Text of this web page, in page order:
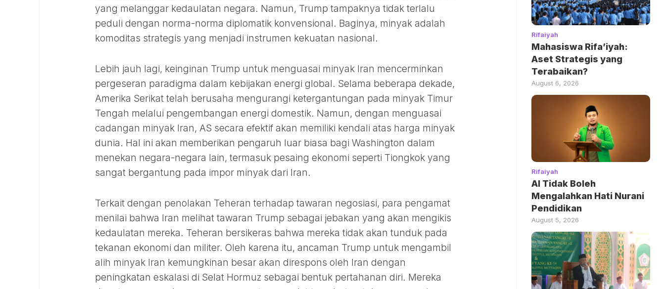
yang melanggar kedaulatan negara. Namun, Trump tampaknya tidak terlalu
peduli dengan norma-norma diplomatik konvensional. Baginya, minyak adalah
komoditas strategis yang menjadi instrumen kekuatan nasional.
Lebih jauh lagi, keinginan Trump untuk menguasai minyak Iran mencerminkan
pergeseran paradigma dalam kebijakan energi global. Selama beberapa dekade,
Amerika Serikat telah berusaha mengurangi ketergantungan pada minyak Timur
Tengah melalui pengembangan energi domestik. Namun, dengan menguasai
cadangan minyak Iran, AS secara efektif akan memiliki kendali atas harga minyak
dunia. Hal ini akan memberikan pengaruh luar biasa bagi Washington dalam
menekan negara-negara lain, termasuk pesaing ekonomi seperti Tiongkok yang
sangat bergantung pada impor minyak dari Iran.
Terkait dengan penolakan Teheran terhadap tawaran negosiasi, para pengamat
menilai bahwa Iran melihat tawaran Trump sebagai jebakan yang akan mengikis
kedaulatan mereka. Teheran bersikeras bahwa mereka tidak akan tunduk pada
tekanan ekonomi dan militer. Oleh karena itu, ancaman Trump untuk mengambil
alih minyak Iran kemungkinan besar akan direspons oleh Iran dengan
peningkatan eskalasi di Selat Hormuz sebagai bentuk pertahanan diri. Mereka
Rifaiyah
Mahasiswa Rifa’iyah:
Aset Strategis yang
Terabaikan?
August 6, 2026
Rifaiyah
AI Tidak Boleh
Mengalahkan Hati Nurani
Pendidikan
August 5, 2026